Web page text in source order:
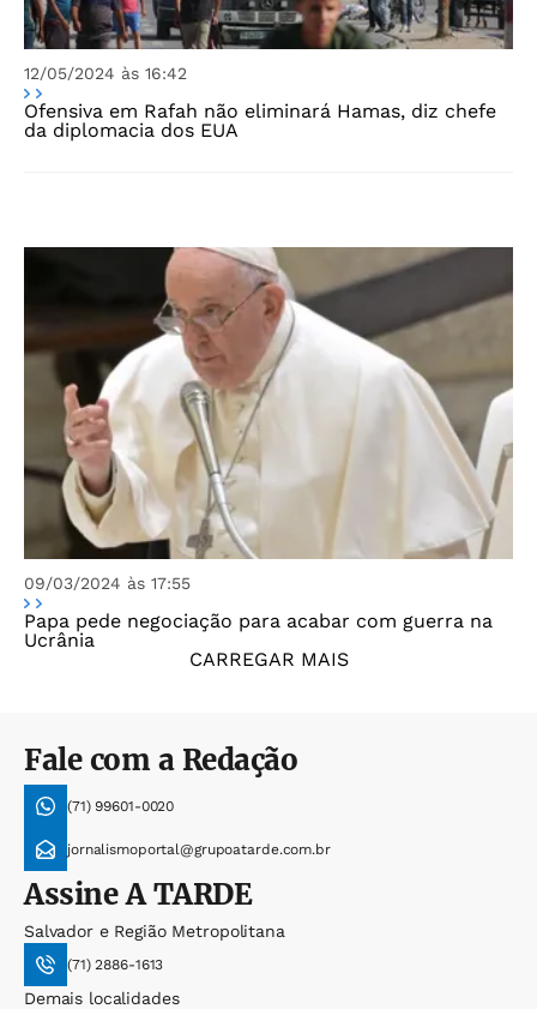
12/05/2024 às 16:42
Ofensiva em Rafah não eliminará Hamas, diz chefe
da diplomacia dos EUA
09/03/2024 às 17:55
Papa pede negociação para acabar com guerra na
Ucrânia
CARREGAR MAIS
Fale com a Redação
(71) 99601-0020
jornalismoportal@grupoatarde.com.br
AssineA TARDE
Salvador e Região Metropolitana
(71) 2886-1613
Demais localidades